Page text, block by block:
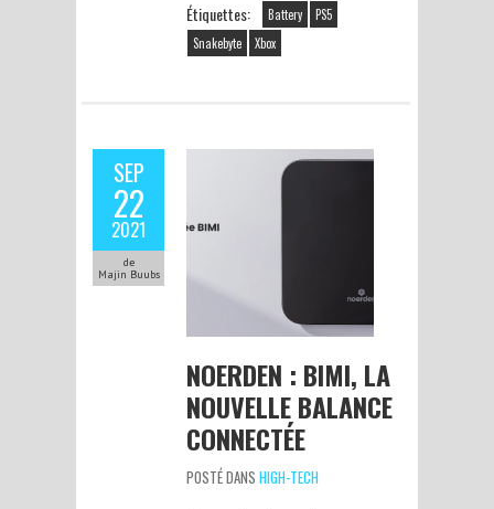
Étiquettes: Battery
PS5
Snakebyte
Xbox
SEP
22
2021
de
Majin Buubs
NOERDEN : BIMI, LA
NOUVELLE BALANCE
CONNECTÉE
POSTÉ DANS HIGH-TECH